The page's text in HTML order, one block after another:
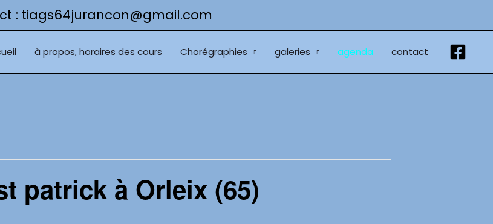
: tiags64jurancon@gmail.com
à propos, horaires des cours Chorégraphies galeries agenda contact
patrick à Orleix (65)